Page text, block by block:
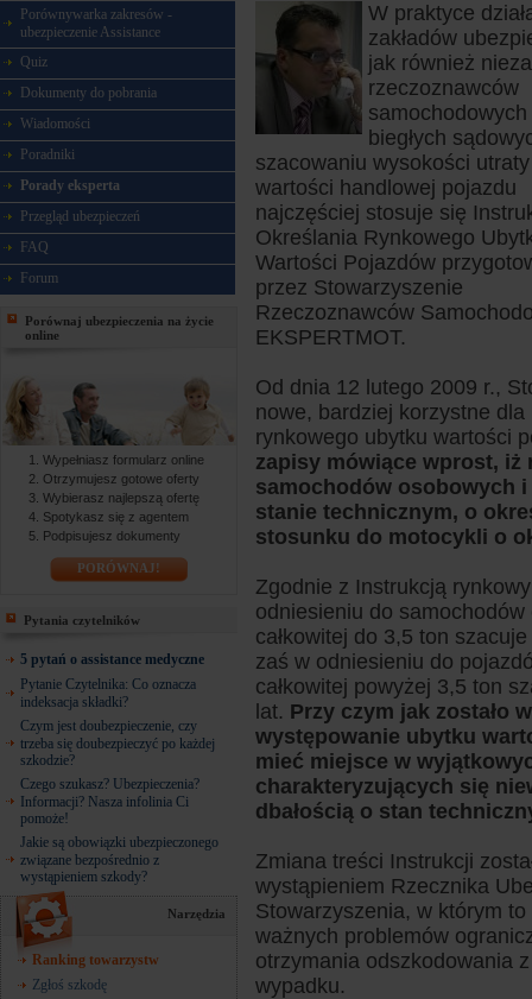
Porównywarka zakresów -
ubezpieczenie Assistance
Quiz
Dokumenty do pobrania
Wiadomości
Poradniki
Porady eksperta
Przegląd ubezpieczeń
FAQ
Forum
Porównaj ubezpieczenia na życie
online
Wypełniasz formularz online
Otrzymujesz gotowe oferty
Wybierasz najlepszą ofertę
Spotykasz się z agentem
Podpisujesz dokumenty
PORÓWNAJ!
Pytania czytelników
5 pytań o assistance medyczne
Pytanie Czytelnika: Co oznacza
indeksacja składki?
Czym jest doubezpieczenie, czy
trzeba się doubezpieczyć po każdej
szkodzie?
Czego szukasz? Ubezpieczenia?
Informacji? Nasza infolinia Ci
pomoże!
Jakie są obowiązki ubezpieczonego
związane bezpośrednio z
wystąpieniem szkody?
Narzędzia
Ranking towarzystw
Zgłoś szkodę
W praktyce
zakładów
jak również
rzeczoznawców
biegłych
szacowaniu wysokości utraty
wartości handlowej pojazdu
najczęściej stosuje się
Określania Rynkowego
Wartości Pojazdów
przez Stowarzyszenie
Rzeczoznawców
EKSPERTMOT.
Od dnia 12 lutego 2009 r.,
nowe, bardziej korzystne
rynkowego ubytku wartości
zapisy mówiące wprost,
samochodów osobowych
stanie technicznym, o
stosunku do motocykli o
Zgodnie z Instrukcją
odniesieniu do
całkowitej do 3,5 ton
zaś w odniesieniu do
całkowitej powyżej 3,5 ton
lat. Przy czym jak zostało
występowanie ubytku
mieć miejsce w
charakteryzujących się
dbałością o stan
Zmiana treści Instrukcji
wystąpieniem Rzecznika
Stowarzyszenia, w którym
ważnych problemów
otrzymania odszkodowania
wypadku.